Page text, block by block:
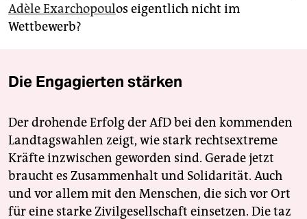
Adèle Exarchopoulos eigentlich nicht im
Wettbewerb?
Die Engagierten stärken
Der drohende Erfolg der AfD bei den kommenden
Landtagswahlen zeigt, wie stark rechtsextreme
Kräfte inzwischen geworden sind. Gerade jetzt
braucht es Zusammenhalt und Solidarität. Auch
und vor allem mit den Menschen, die sich vor Ort
für eine starke Zivilgesellschaft einsetzen. Die taz